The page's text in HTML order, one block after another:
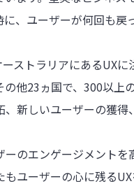
、ユーザーが何回も戻
ストラリアにあるUX
の他23ヵ国で、300以上
、新しいユーザーの獲得
ーのエンゲージメント
もユーザーの心に残る